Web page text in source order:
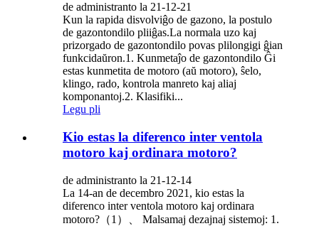
de administranto la 21-12-21
Kun la rapida disvolviĝo de gazono, la postulo
de gazontondilo pliiĝas.La normala uzo kaj
prizorgado de gazontondilo povas plilongigi ĝian
funkcidaŭron.1. Kunmetaĵo de gazontondilo Ĝi
estas kunmetita de motoro (aŭ motoro), ŝelo,
klingo, rado, kontrola manreto kaj aliaj
komponantoj.2. Klasifiki...
Legu pli
Kio estas la diferenco inter ventola
motoro kaj ordinara motoro?
de administranto la 21-12-14
La 14-an de decembro 2021, kio estas la
diferenco inter ventola motoro kaj ordinara
motoro?（1）、 Malsamaj dezajnaj sistemoj: 1.